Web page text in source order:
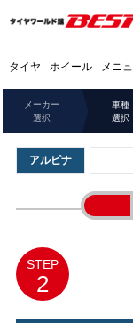
タイヤ ホイール メニ
メーカー
選択
車種
選択
アルピナ
STEP
2